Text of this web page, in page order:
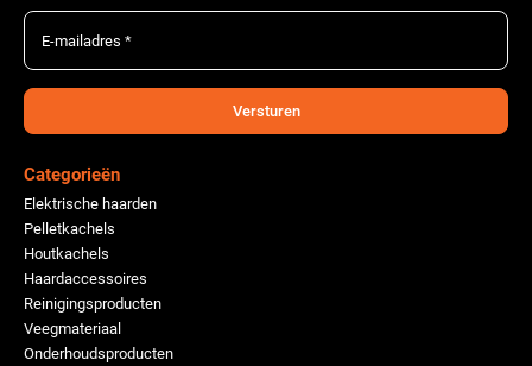
E-mailadres *
Versturen
Categorieën
Elektrische haarden
Pelletkachels
Houtkachels
Haardaccessoires
Reinigingsproducten
Veegmateriaal
Onderhoudsproducten